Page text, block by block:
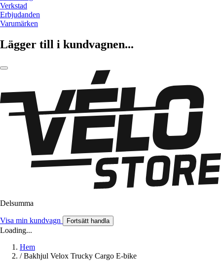
Verkstad
Erbjudanden
Varumärken
Lägger till i kundvagnen...
Delsumma
Visa min kundvagn Fortsätt handla
Loading...
Hem
/ Bakhjul Velox Trucky Cargo E-bike